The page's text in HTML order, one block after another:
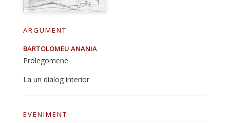
ARGUMENT
BARTOLOMEU ANANIA
Prolegomene
La un dialog interior
EVENIMENT